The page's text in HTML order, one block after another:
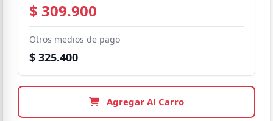
$ 309.900
Otros medios de pago
$ 325.400
Agregar Al Carro